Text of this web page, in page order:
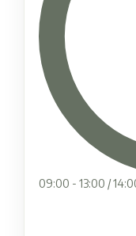
09:00 - 13:00 /